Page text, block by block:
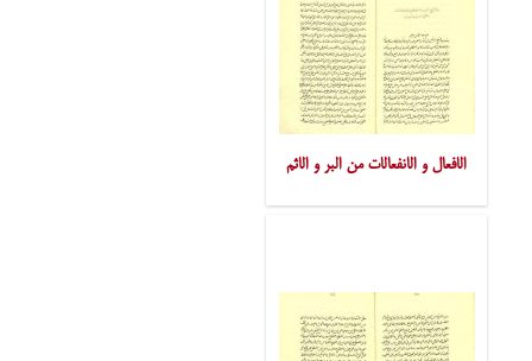
الافعال و الانفعالات من البر و الاثم